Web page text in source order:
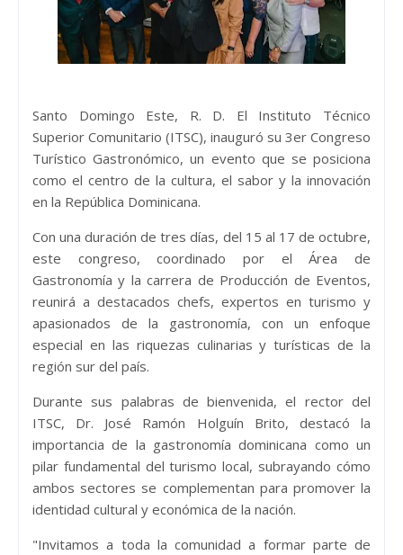
Santo Domingo Este, R. D. El Instituto Técnico
Superior Comunitario (ITSC), inauguró su 3er Congreso
Turístico Gastronómico, un evento que se posiciona
como el centro de la cultura, el sabor y la innovación
en la República Dominicana.
Con una duración de tres días, del 15 al 17 de octubre,
este congreso, coordinado por el Área de
Gastronomía y la carrera de Producción de Eventos,
reunirá a destacados chefs, expertos en turismo y
apasionados de la gastronomía, con un enfoque
especial en las riquezas culinarias y turísticas de la
región sur del país.
Durante sus palabras de bienvenida, el rector del
ITSC, Dr. José Ramón Holguín Brito, destacó la
importancia de la gastronomía dominicana como un
pilar fundamental del turismo local, subrayando cómo
ambos sectores se complementan para promover la
identidad cultural y económica de la nación.
"Invitamos a toda la comunidad a formar parte de